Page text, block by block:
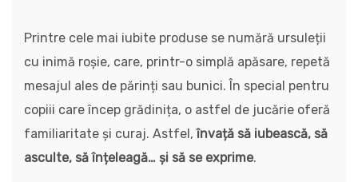
Printre cele mai iubite produse se numără ursuleții
cu inimă roșie, care, printr-o simplă apăsare, repetă
mesajul ales de părinți sau bunici. În special pentru
copiii care încep grădinița, o astfel de jucărie oferă
familiaritate și curaj. Astfel,învață să iubească, să
asculte, să înțeleagă… și să se exprime.